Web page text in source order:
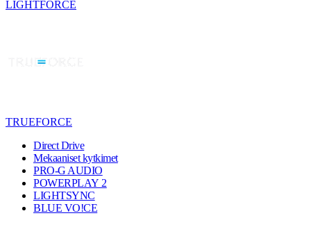
LIGHTFORCE
TRUEFORCE
Direct Drive
Mekaaniset kytkimet
PRO-G AUDIO
POWERPLAY 2
LIGHTSYNC
BLUE VO!CE